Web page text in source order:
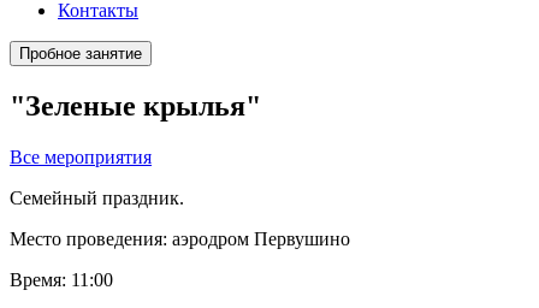
Контакты
Пробное занятие
"Зеленые крылья"
Все мероприятия
Семейный праздник.
Место проведения: аэродром Первушино
Время: 11:00